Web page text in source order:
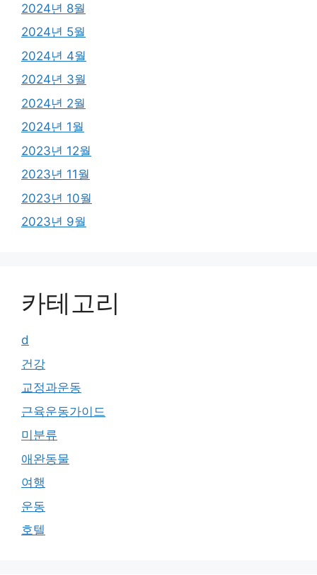
2024년 8월
2024년 5월
2024년 4월
2024년 3월
2024년 2월
2024년 1월
2023년 12월
2023년 11월
2023년 10월
2023년 9월
카테고리
d
건강
교정과운동
근육운동가이드
미분류
애완동물
여행
운동
호텔